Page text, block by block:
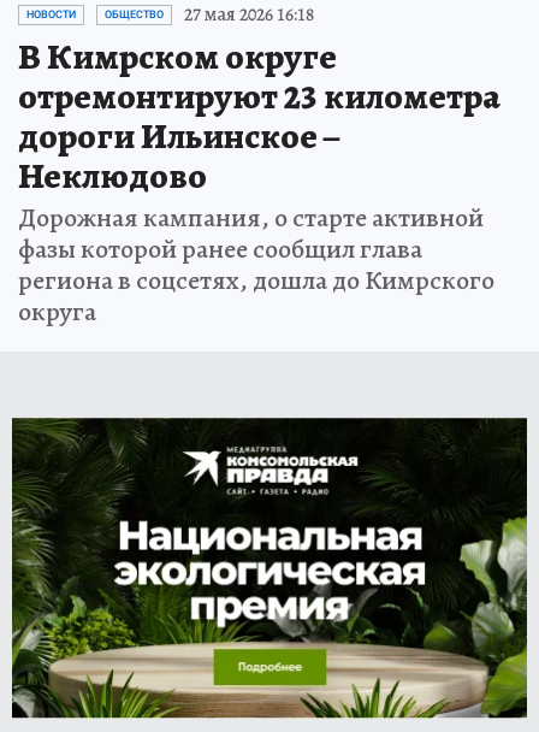
НОВОСТИ ОБЩЕСТВО 27 мая 2026 16:18
В Кимрском округе
отремонтируют 23 километра
дороги Ильинское –
Неклюдово
Дорожная кампания, о старте активной
фазы которой ранее сообщил глава
региона в соцсетях, дошла до Кимрского
округа